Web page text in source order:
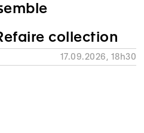
collection
17.09.2026, 18h30